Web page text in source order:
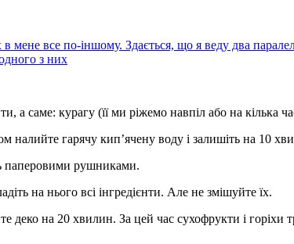
мене все по-іншому. Здається, що я веду два
з них
а саме: курагу (її ми ріжемо навпіл або на кілька
налийте гарячу кип’ячену воду і залишіть на 10
паперовими рушниками.
на нього всі інгредієнти. Але не змішуйте їх.
деко на 20 хвилин. За цей час сухофрукти і горіхи